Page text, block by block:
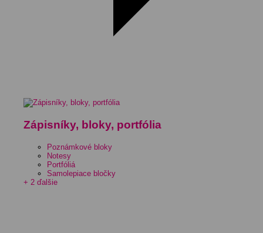
Zápisníky, bloky, portfólia
Poznámkové bloky
Notesy
Portfóliá
Samolepiace bločky
+ 2 ďalšie